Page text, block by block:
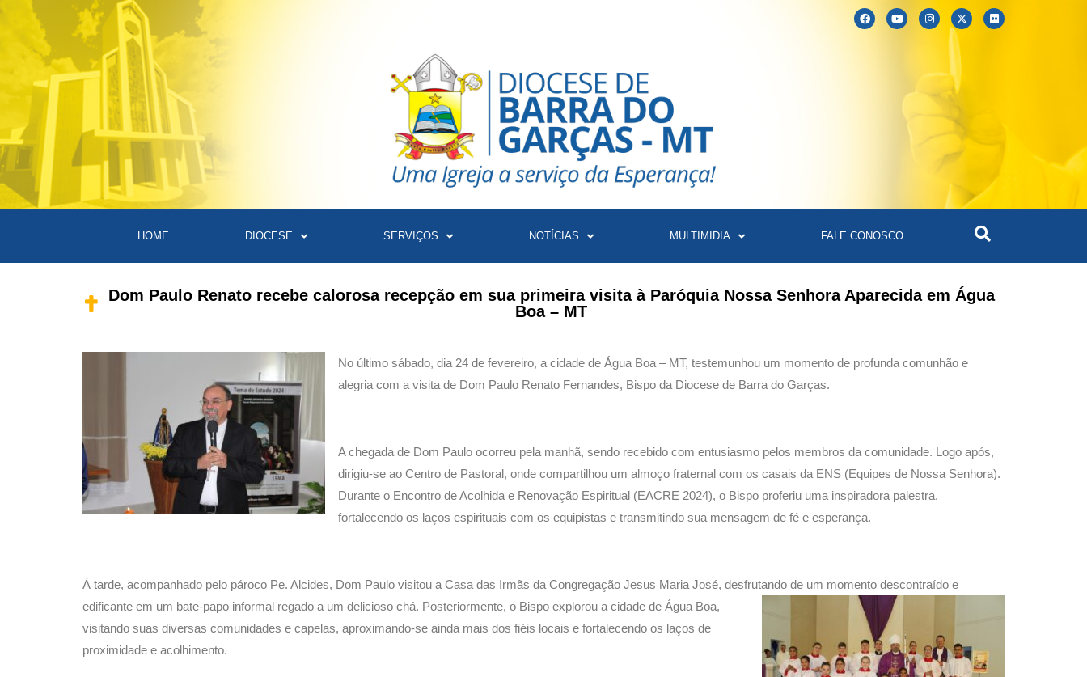
HOME DIOCESE SERVIÇOS NOTÍCIAS MULTIMIDIA FALE CONOSCO
Dom Paulo Renato recebe calorosa recepção em sua primeira visita à Paróquia Nossa Senhora Aparecida em Água
Boa – MT
No último sábado, dia 24 de fevereiro, a cidade de Água Boa – MT, testemunhou um momento de profunda comunhão e
alegria com a visita de Dom Paulo Renato Fernandes, Bispo da Diocese de Barra do Garças.
A chegada de Dom Paulo ocorreu pela manhã, sendo recebido com entusiasmo pelos membros da comunidade. Logo após,
dirigiu-se ao Centro de Pastoral, onde compartilhou um almoço fraternal com os casais da ENS (Equipes de Nossa Senhora).
Durante o Encontro de Acolhida e Renovação Espiritual (EACRE 2024), o Bispo proferiu uma inspiradora palestra,
fortalecendo os laços espirituais com os equipistas e transmitindo sua mensagem de fé e esperança.
À tarde, acompanhado pelo pároco Pe. Alcides, Dom Paulo visitou a Casa das Irmãs da Congregação Jesus Maria José, desfrutando de um momento descontraído e
edificante em um bate-papo informal regado a um delicioso chá. Posteriormente, o Bispo explorou a cidade de Água Boa,
visitando suas diversas comunidades e capelas, aproximando-se ainda mais dos fiéis locais e fortalecendo os laços de
proximidade e acolhimento.